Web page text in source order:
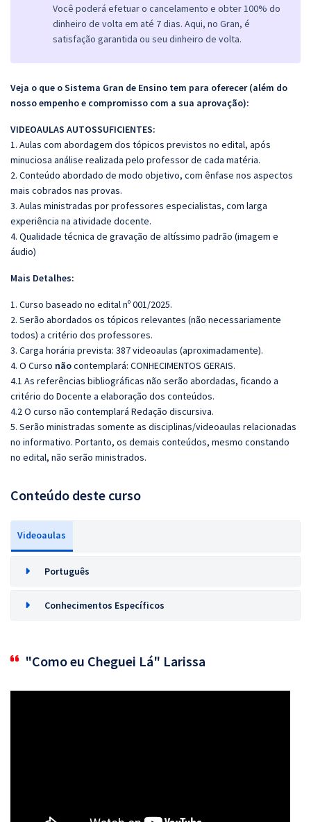
Você poderá efetuar o cancelamento e obter 100% do
dinheiro de volta em até 7 dias. Aqui, no Gran, é
satisfação garantida ou seu dinheiro de volta.
Veja o que o Sistema Gran de Ensino tem para oferecer (além do
nosso empenho e compromisso com a sua aprovação):
VIDEOAULAS AUTOSSUFICIENTES:
1. Aulas com abordagem dos tópicos previstos no edital, após
minuciosa análise realizada pelo professor de cada matéria.
2. Conteúdo abordado de modo objetivo, com ênfase nos aspectos
mais cobrados nas provas.
3. Aulas ministradas por professores especialistas, com larga
experiência na atividade docente.
4. Qualidade técnica de gravação de altíssimo padrão (imagem e
áudio)
Mais Detalhes:
1. Curso baseado no edital nº 001/2025.
2. Serão abordados os tópicos relevantes (não necessariamente
todos) a critério dos professores.
3. Carga horária prevista: 387 videoaulas (aproximadamente).
4. O Curso nãocontemplará: CONHECIMENTOS GERAIS.
4.1 As referências bibliográficas não serão abordadas, ficando a
critério do Docente a elaboração dos conteúdos.
4.2 O curso não contemplará Redação discursiva.
5. Serão ministradas somente as disciplinas/videoaulas relacionadas
no informativo. Portanto, os demais conteúdos, mesmo constando
no edital, não serão ministrados.
Conteúdo deste curso
Videoaulas
Português
Conhecimentos Específicos
"Como eu Cheguei Lá" Larissa